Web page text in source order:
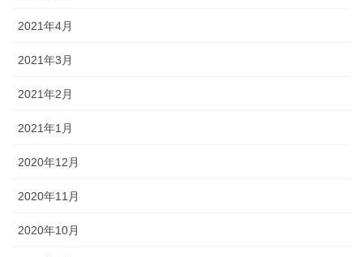
2021年4月
2021年3月
2021年2月
2021年1月
2020年12月
2020年11月
2020年10月